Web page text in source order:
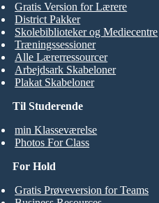
Til Studerende
min Klasseværelse
Photos For Class
Gratis Version for Lærere
District Pakker
Skolebiblioteker og Mediecentre
Træningssessioner
Alle Lærerressourcer
Arbejdsark Skabeloner
Plakat Skabeloner
For Hold
Gratis Prøveversion for Teams